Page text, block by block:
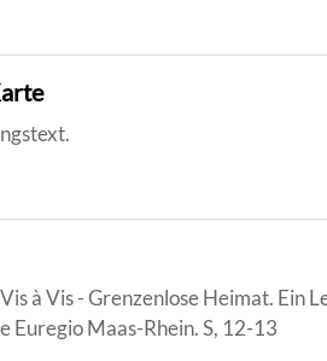
à Vis - Grenzenlose Heimat. Ein
Euregio Maas-Rhein. S, 12-13